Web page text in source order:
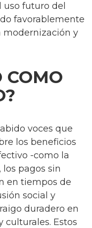
futuro del
favorablemente
modernización y
COMO
voces que
los beneficios
-como la
pagos sin
en tiempos de
social y
duradero en
culturales. Estos